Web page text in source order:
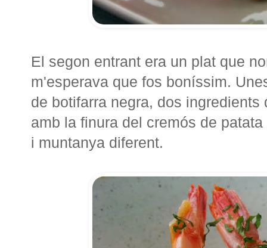
El segon entrant era un plat que
m'esperava que fos boníssim.
de botifarra negra, dos
amb la finura del cremós de
i muntanya diferent.